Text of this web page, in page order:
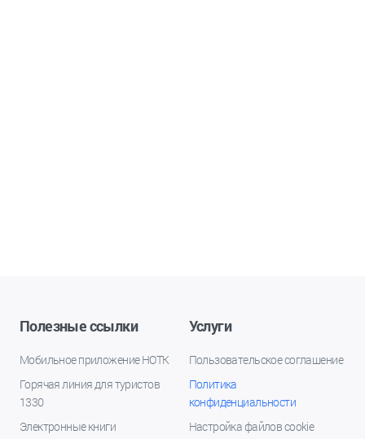
Полезные ссылки
Мобильное приложение НОТК
Горячая линия для туристов
1330
Электронные книги
Услуги
Пользовательское соглашение
Политика
конфиденциальности
Настройка файлов cookie